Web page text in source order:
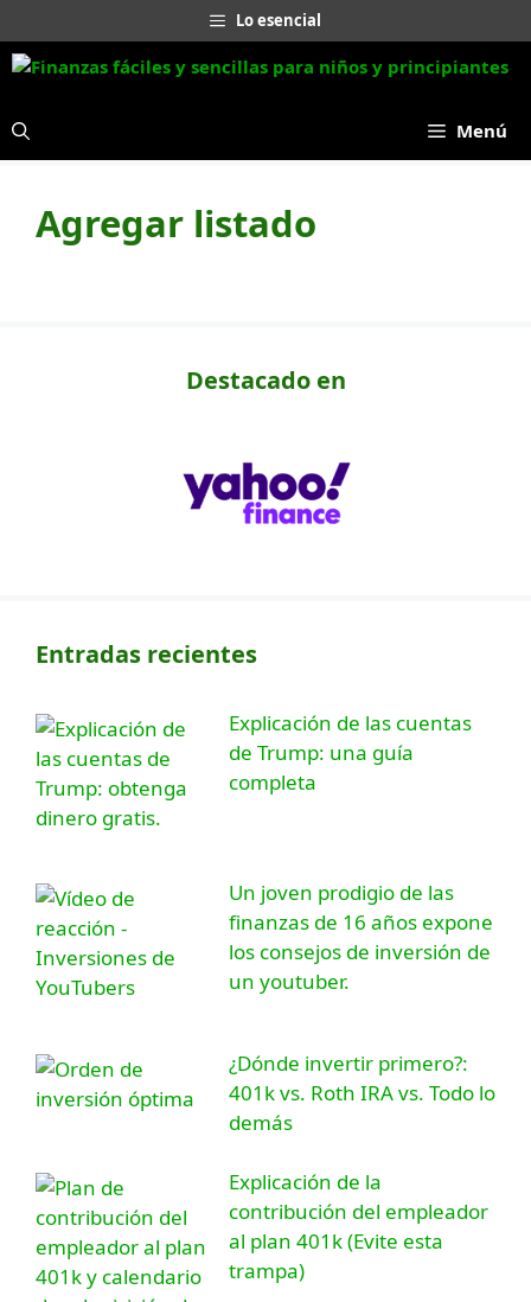
al
contenido
Lo esencial
Menú
Agregar listado
Destacado en
Entradas recientes
Explicación de las cuentas
de Trump: una guía
completa
Un joven prodigio de las
finanzas de 16 años expone
los consejos de inversión de
un youtuber.
¿Dónde invertir primero?:
401k vs. Roth IRA vs. Todo lo
demás
Explicación de la
contribución del empleador
al plan 401k (Evite esta
trampa)